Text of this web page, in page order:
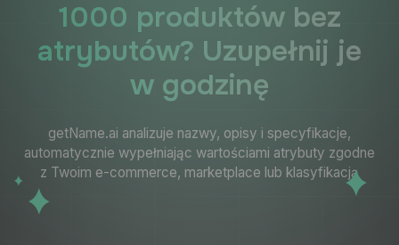
Przetestuj
FAQ
Blog
Kontakt
1000 produktów bez
atrybutów? Uzupełnij je
w godzinę
getName.ai analizuje nazwy, opisy i specyfikacje,
automatycznie wypełniając wartościami atrybuty zgodne
z Twoim e-commerce, marketplace lub klasyfikacją